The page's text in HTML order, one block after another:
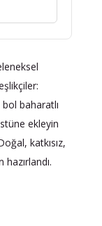
baharatlı
ekleyin
katkısız,